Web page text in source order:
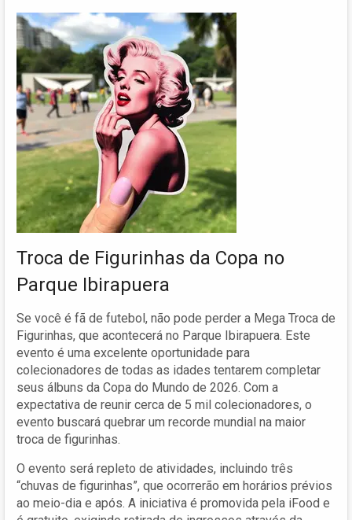
Troca de Figurinhas da Copa no
Parque Ibirapuera
Se você é fã de futebol, não pode perder a Mega Troca de
Figurinhas, que acontecerá no Parque Ibirapuera. Este
evento é uma excelente oportunidade para
colecionadores de todas as idades tentarem completar
seus álbuns da Copa do Mundo de 2026. Com a
expectativa de reunir cerca de 5 mil colecionadores, o
evento buscará quebrar um recorde mundial na maior
troca de figurinhas.
O evento será repleto de atividades, incluindo três
“chuvas de figurinhas”, que ocorrerão em horários prévios
ao meio-dia e após. A iniciativa é promovida pela iFood e